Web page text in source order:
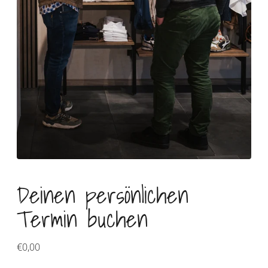
Deinen persönlichen
Termin buchen
€0,00
Regulärer